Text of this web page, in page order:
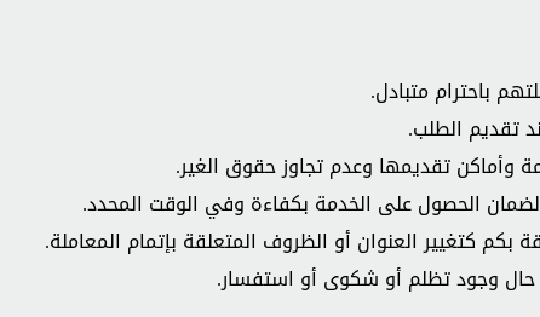
باحترام متبادل.
تقديم الطلب.
وأماكن تقديمها وعدم تجاوز حقوق الغير.
الحصول على الخدمة بكفاءة وفي الوقت المحدد.
بكم كتغيير العنوان أو الظروف المتعلقة بإتمام المعاملة.
حال وجود تظلم أو شكوى أو استفسار.